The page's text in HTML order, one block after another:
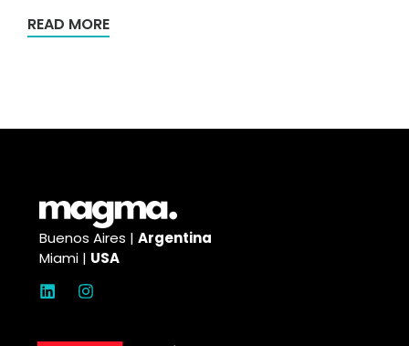
READ MORE
Buenos Aires | Argentina
Miami | USA